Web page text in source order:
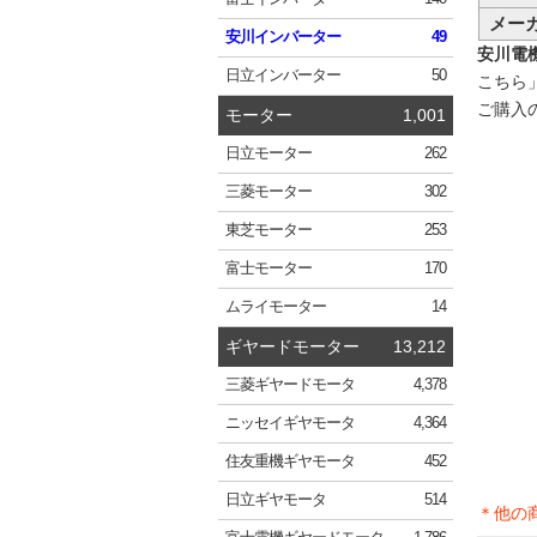
安川 インバーター 49
日立インバーター 50
モーター 1,001
日立モーター 262
三菱モーター 302
東芝モーター 253
富士モーター 170
ムライモーター 14
ギヤードモーター 13,212
三菱ギヤードモータ 4,378
ニッセイギヤモータ 4,364
住友重機ギヤモータ 452
日立ギヤモータ 514
メー
安川電
こちら
ご購入
＊他の